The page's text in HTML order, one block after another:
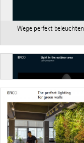
Wege perfekt beleuchten